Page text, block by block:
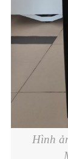
Hình